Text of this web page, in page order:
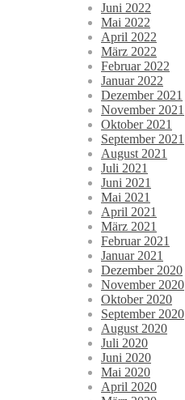
Juni 2022
Mai 2022
April 2022
März 2022
Februar 2022
Januar 2022
Dezember 2021
November 2021
Oktober 2021
September 2021
August 2021
Juli 2021
Juni 2021
Mai 2021
April 2021
März 2021
Februar 2021
Januar 2021
Dezember 2020
November 2020
Oktober 2020
September 2020
August 2020
Juli 2020
Juni 2020
Mai 2020
April 2020